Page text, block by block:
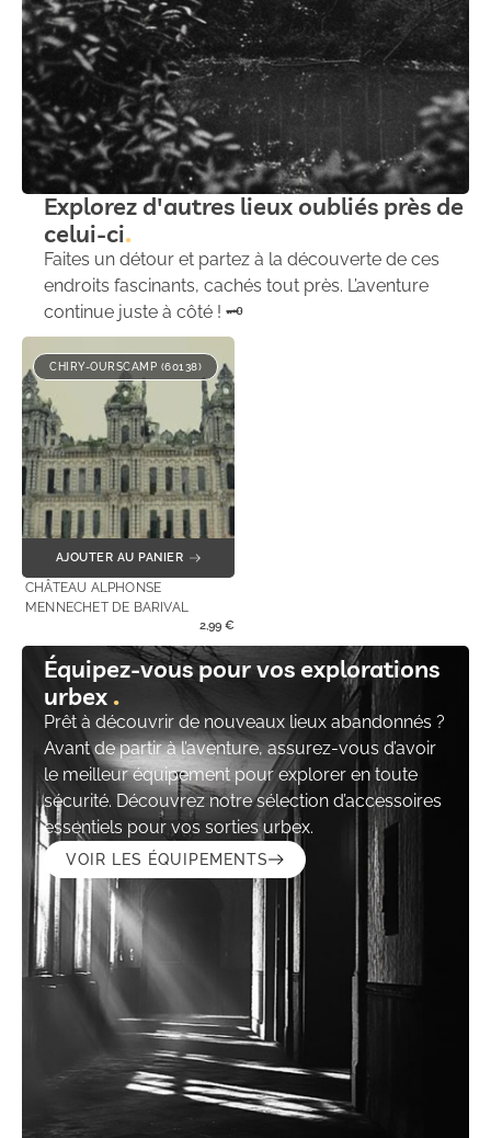
Explorez d'autres lieux oubliés près de
celui-ci
Faites un détour et partez à la découverte de ces
endroits fascinants, cachés tout près. L’aventure
continue juste à côté ! 🗝️
CHIRY-OURSCAMP (60138)
AJOUTER AU PANIER
CHÂTEAU ALPHONSE
MENNECHET DE BARIVAL
2,99 €
Équipez-vous pour vos explorations
urbex
Prêt à découvrir de nouveaux lieux abandonnés ?
Avant de partir à l’aventure, assurez-vous d’avoir
le meilleur équipement pour explorer en toute
sécurité. Découvrez notre sélection d’accessoires
essentiels pour vos sorties urbex.
VOIR LES ÉQUIPEMENTS